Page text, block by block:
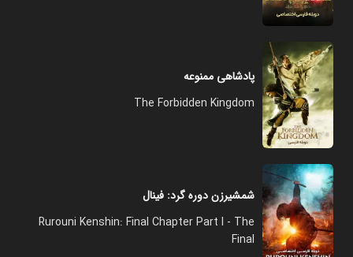
پادشاهی ممنوعه
The Forbidden Kingdom
شمشیرزن دوره گرد: فینال
Rurouni Kenshin: Final Chapter Part I - The
Final